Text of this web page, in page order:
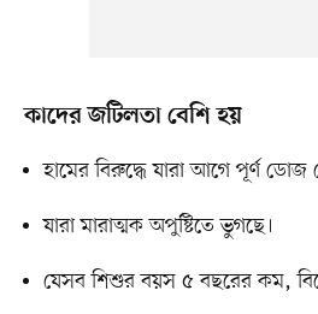
কাদের জটিলতা বেশি হয়
হামের বিরুদ্ধে যারা আগে পূর্ণ ডোজ
যারা মারাত্মক অপুষ্টিতে ভুগছে।
যেসব শিশুর বয়স ৫ বছরের কম,